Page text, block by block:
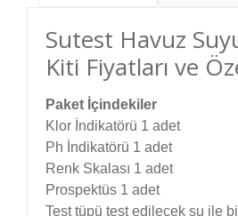
Sutest Havuz Suyu
Kiti Fiyatları ve
Paket İçindekiler
Klor İndikatörü 1 adet
Ph İndikatörü 1 adet
Renk Skalası 1 adet
Prospektüs 1 adet
Test tüpü test edilecek su ile